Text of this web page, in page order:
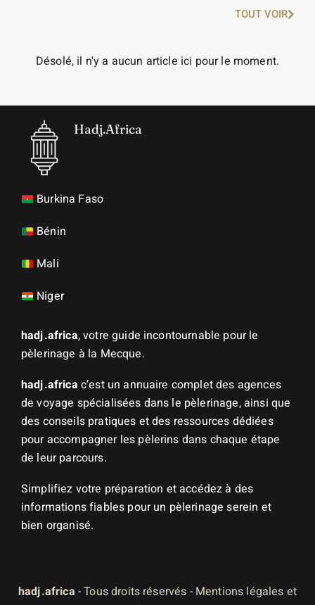
TOUT VOIR
Désolé, il n'y a aucun article ici pour le moment.
Hadj.Africa
Burkina Faso
Bénin
Mali
Niger
hadj.africa, votre guide incontournable pour le
pèlerinage à la Mecque.
hadj.africa c’est un annuaire complet des agences
de voyage spécialisées dans le pèlerinage, ainsi que
des conseils pratiques et des ressources dédiées
pour accompagner les pèlerins dans chaque étape
de leur parcours.
Simplifiez votre préparation et accédez à des
informations fiables pour un pèlerinage serein et
bien organisé.
hadj.africa - Tous droits réservés - Mentions légales et